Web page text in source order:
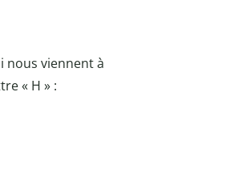
nous viennent à
« H » :